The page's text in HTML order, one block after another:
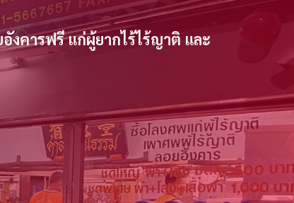
งคารฟรี แก่ผู้ยากไร้ไร้ญาติ และ